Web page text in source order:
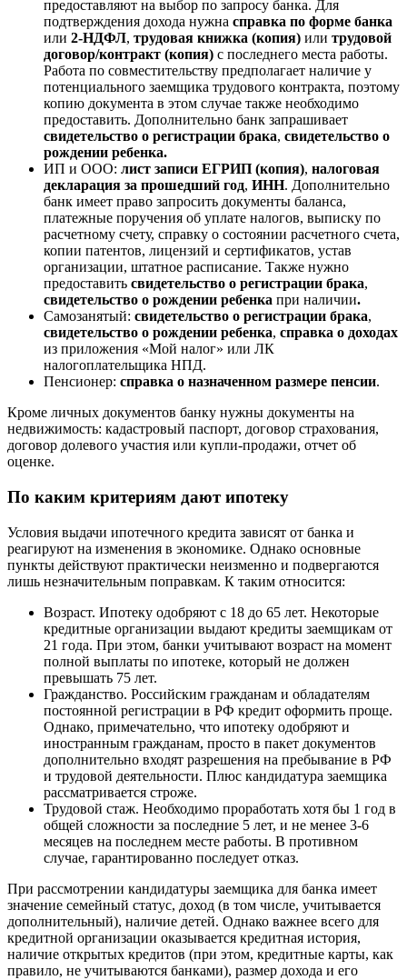
предоставляют на выбор по запросу банка. Для
подтверждения дохода нужна справка по форме банка
или 2-НДФЛ, трудовая книжка (копия) или трудовой
договор/контракт (копия) с последнего места работы.
Работа по совместительству предполагает наличие у
потенциального заемщика трудового контракта, поэтому
копию документа в этом случае также необходимо
предоставить. Дополнительно банк запрашивает
свидетельство о регистрации брака, свидетельство о
рождении ребенка.
ИП и ООО: лист записи ЕГРИП (копия), налоговая
декларация за прошедший год, ИНН. Дополнительно
банк имеет право запросить документы баланса,
платежные поручения об уплате налогов, выписку по
расчетному счету, справку о состоянии расчетного счета,
копии патентов, лицензий и сертификатов, устав
организации, штатное расписание. Также нужно
предоставить свидетельство о регистрации брака,
свидетельство о рождении ребенка при наличии.
Самозанятый: свидетельство о регистрации брака,
свидетельство о рождении ребенка, справка о доходах
из приложения «Мой налог» или ЛК
налогоплательщика НПД.
Пенсионер: справка о назначенном размере пенсии.
Кроме личных документов банку нужны документы на
недвижимость: кадастровый паспорт, договор страхования,
договор долевого участия или купли-продажи, отчет об
оценке.
По каким критериям дают ипотеку
Условия выдачи ипотечного кредита зависят от банка и
реагируют на изменения в экономике. Однако основные
пункты действуют практически неизменно и подвергаются
лишь незначительным поправкам. К таким относится:
Возраст. Ипотеку одобряют с 18 до 65 лет. Некоторые
кредитные организации выдают кредиты заемщикам от
21 года. При этом, банки учитывают возраст на момент
полной выплаты по ипотеке, который не должен
превышать 75 лет.
Гражданство. Российским гражданам и обладателям
постоянной регистрации в РФ кредит оформить проще.
Однако, примечательно, что ипотеку одобряют и
иностранным гражданам, просто в пакет документов
дополнительно входят разрешения на пребывание в РФ
и трудовой деятельности. Плюс кандидатура заемщика
рассматривается строже.
Трудовой стаж. Необходимо проработать хотя бы 1 год в
общей сложности за последние 5 лет, и не менее 3-6
месяцев на последнем месте работы. В противном
случае, гарантированно последует отказ.
При рассмотрении кандидатуры заемщика для банка имеет
значение семейный статус, доход (в том числе, учитывается
дополнительный), наличие детей. Однако важнее всего для
кредитной организации оказывается кредитная история,
наличие открытых кредитов (при этом, кредитные карты, как
правило, не учитываются банками), размер дохода и его